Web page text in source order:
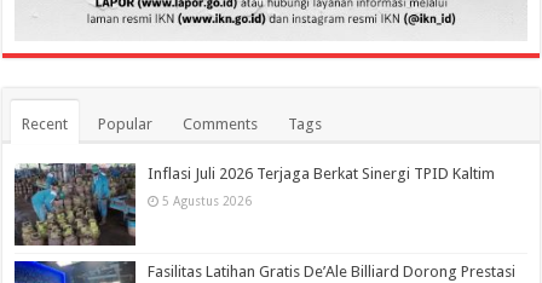
Recent Popular Comments Tags
Inflasi Juli 2026 Terjaga Berkat Sinergi TPID Kaltim
5 Agustus 2026
Fasilitas Latihan Gratis De’Ale Billiard Dorong Prestasi